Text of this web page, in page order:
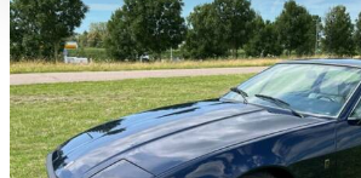
haben oder die sie im Rahmen Ihrer
gesammelt haben.